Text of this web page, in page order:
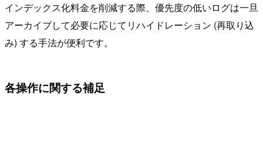
インデックス化料金を削減する際、優先度の低いログは一旦
アーカイブして必要に応じてリハイドレーション (再取り込
み) する手法が便利です。
各操作に関する補足